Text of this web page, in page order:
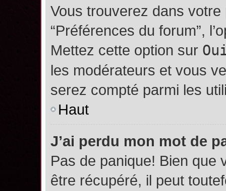
Vous trouverez dans votre
“Préférences du forum”,
Mettez cette option sur
les modérateurs et vous
serez compté parmi les
Haut
J’ai perdu mon mot de
Pas de panique! Bien que
être récupéré, il peut